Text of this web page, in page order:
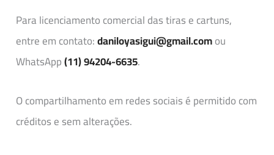
Para licenciamento comercial das tiras e cartuns,
entre em contato:daniloyasigui@gmail.comou
WhatsApp(11) 94204-6635.
O compartilhamento em redes sociais é permitido com
créditos e sem alterações.